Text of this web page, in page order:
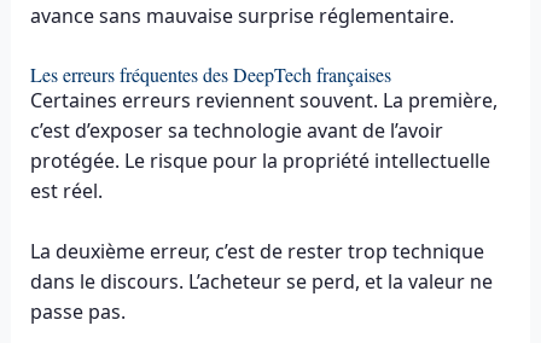
avance sans mauvaise surprise réglementaire.
Les erreurs fréquentes des DeepTech françaises
Certaines erreurs reviennent souvent. La première,
c’est d’exposer sa technologie avant de l’avoir
protégée. Le risque pour la propriété intellectuelle
est réel.
La deuxième erreur, c’est de rester trop technique
dans le discours. L’acheteur se perd, et la valeur ne
passe pas.